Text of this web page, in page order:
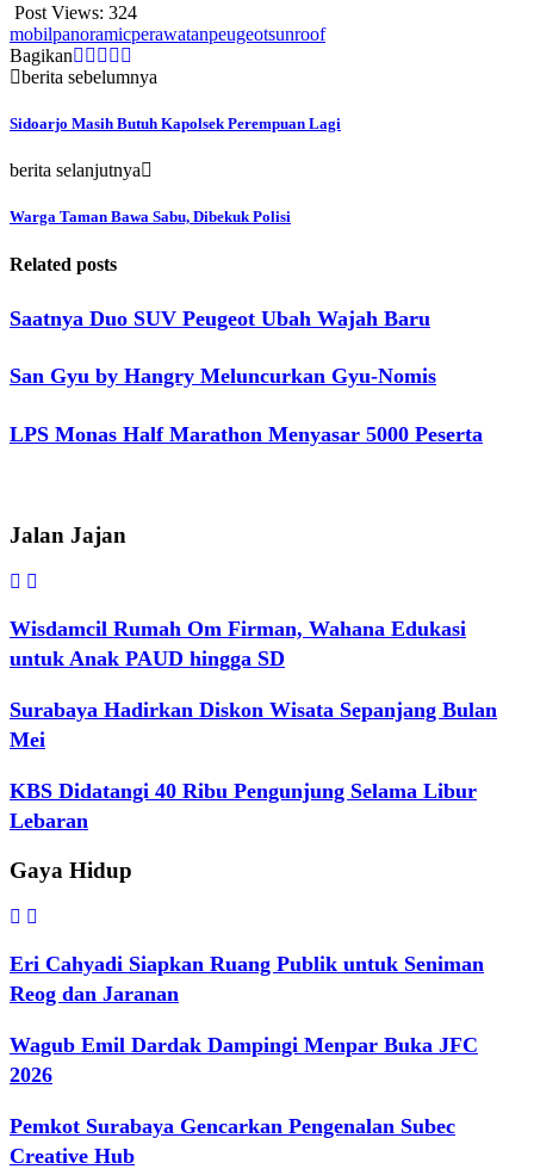
Post Views: 324
mobilpanoramicperawatanpeugeotsunroof
Bagikan
berita sebelumnya
Sidoarjo Masih Butuh Kapolsek Perempuan Lagi
berita selanjutnya
Warga Taman Bawa Sabu, Dibekuk Polisi
Related posts
Saatnya Duo SUV Peugeot Ubah Wajah Baru
San Gyu by Hangry Meluncurkan Gyu-Nomis
LPS Monas Half Marathon Menyasar 5000 Peserta
Jalan Jajan
Wisdamcil Rumah Om Firman, Wahana Edukasi
untuk Anak PAUD hingga SD
Surabaya Hadirkan Diskon Wisata Sepanjang Bulan
Mei
KBS Didatangi 40 Ribu Pengunjung Selama Libur
Lebaran
Gaya Hidup
Eri Cahyadi Siapkan Ruang Publik untuk Seniman
Reog dan Jaranan
Wagub Emil Dardak Dampingi Menpar Buka JFC
2026
Pemkot Surabaya Gencarkan Pengenalan Subec
Creative Hub